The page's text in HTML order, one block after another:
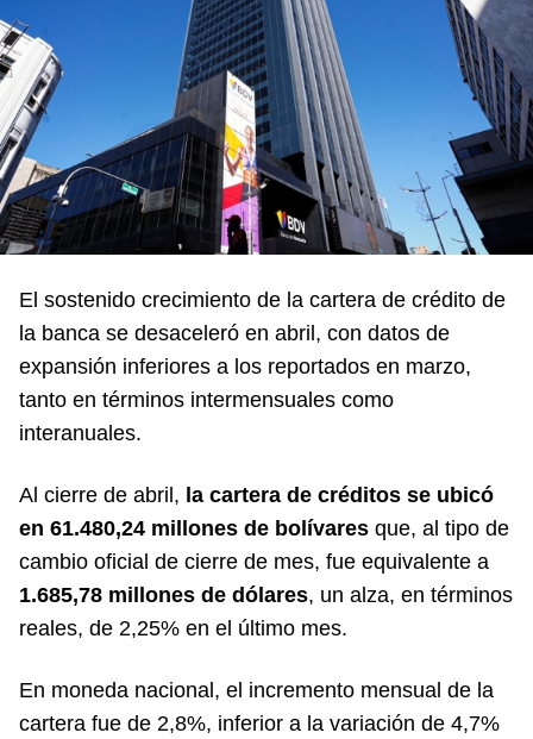
El sostenido crecimiento de la cartera de crédito de
la banca se desaceleró en abril, con datos de
expansión inferiores a los reportados en marzo,
tanto en términos intermensuales como
interanuales.
Al cierre de abril, la cartera de créditos se ubicó
en 61.480,24 millones de bolívares que, al tipo de
cambio oficial de cierre de mes, fue equivalente a
1.685,78 millones de dólares, un alza, en términos
reales, de 2,25% en el último mes.
En moneda nacional, el incremento mensual de la
cartera fue de 2,8%, inferior a la variación de 4,7%